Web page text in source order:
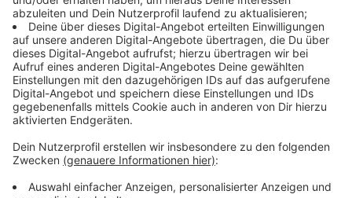
erlitten dabei so schwere Verletzungen, dass ihnen
weder die Ersthelfer noch ein Großaufgebot von
Rettungskräften helfen konnten. Die drei Oberberger
starben noch am Unfallort.
Ein Verkehrsunfallaufnahmeteam aus Köln hat die
Spurenlage bei Schemmerhausen gesichert, auch ein
nach dem tragischen Unglück etwa sechs Stunden bis